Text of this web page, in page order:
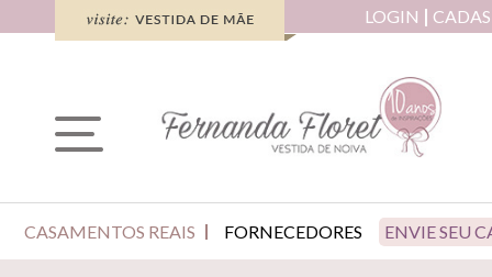
LOGIN
CASAMENTOS REAIS FORNECEDORES ENVIE SEU